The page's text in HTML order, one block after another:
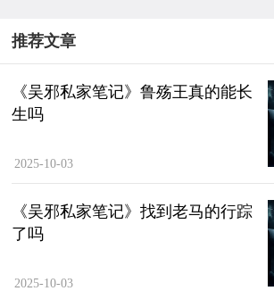
真奏效，便计划自身在玉俑中重生。
然而，世事难料。鲁殇王机关算尽
信任的军师铁面生暗中图谋，趁其
其杀害，冒名顶替，最终使鲁殇王
推荐文章
《吴邪私家笔记》鲁殇王真的能长
生吗
2025-10-03
《吴邪私家笔记》找到老马的行踪
了吗
2025-10-03